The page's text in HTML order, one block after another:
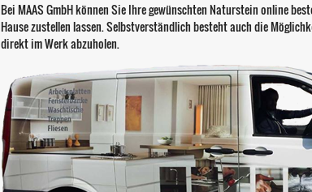
Bei MAAS GmbH können Sie Ihre gewünschten Naturstein online
Hause zustellen lassen. Selbstverständlich besteht auch die
direkt im Werk abzuholen.